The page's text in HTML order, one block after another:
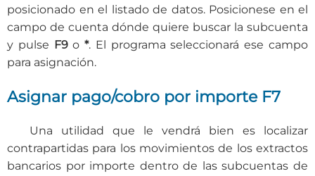
posicionado en el listado de datos. Posicionese en el
campo de cuenta dónde quiere buscar la subcuenta
y pulse F9o*. El programa seleccionará ese campo
para asignación.
Asignar pago/cobro por importe F7
Una utilidad que le vendrá bien es localizar
contrapartidas para los movimientos de los extractos
bancarios por importe dentro de las subcuentas de